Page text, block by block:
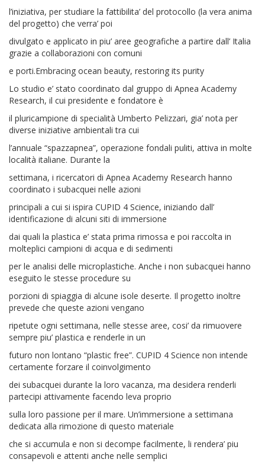
l’iniziativa, per studiare la fattibilita’ del protocollo (la vera anima
del progetto) che verra’ poi
divulgato e applicato in piu’ aree geografiche a partire dall’ Italia
grazie a collaborazioni con comuni
e porti.Embracing ocean beauty, restoring its purity
Lo studio e’ stato coordinato dal gruppo di Apnea Academy
Research, il cui presidente e fondatore è
il pluricampione di specialità Umberto Pelizzari, gia’ nota per
diverse iniziative ambientali tra cui
l’annuale “spazzapnea”, operazione fondali puliti, attiva in molte
località italiane. Durante la
settimana, i ricercatori di Apnea Academy Research hanno
coordinato i subacquei nelle azioni
principali a cui si ispira CUPID 4 Science, iniziando dall’
identificazione di alcuni siti di immersione
dai quali la plastica e’ stata prima rimossa e poi raccolta in
molteplici campioni di acqua e di sedimenti
per le analisi delle microplastiche. Anche i non subacquei hanno
eseguito le stesse procedure su
porzioni di spiaggia di alcune isole deserte. Il progetto inoltre
prevede che queste azioni vengano
ripetute ogni settimana, nelle stesse aree, cosi’ da rimuovere
sempre piu’ plastica e renderle in un
futuro non lontano “plastic free”. CUPID 4 Science non intende
certamente forzare il coinvolgimento
dei subacquei durante la loro vacanza, ma desidera renderli
partecipi attivamente facendo leva proprio
sulla loro passione per il mare. Un’immersione a settimana
dedicata alla rimozione di questo materiale
che si accumula e non si decompe facilmente, li rendera’ piu
consapevoli e attenti anche nelle semplici